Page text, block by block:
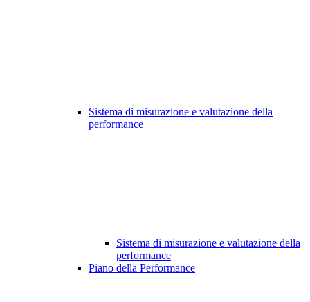
Sistema di misurazione e valutazione della
performance
Sistema di misurazione e valutazione della
performance
Piano della Performance